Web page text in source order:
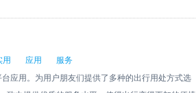
用 应用
服务
应用。为用户朋友们提供了多种的出行用处方式选